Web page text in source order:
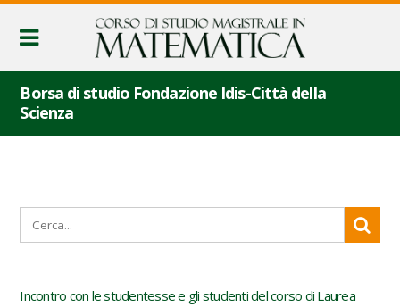
Borsa di studio Fondazione Idis-Città della
Scienza
Incontro con le studentesse e gli studenti del corso di Laurea